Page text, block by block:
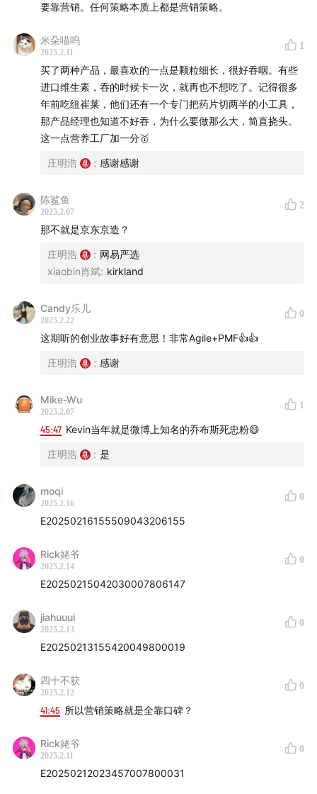
一样的角度是：
营养工厂的另外一位合伙人---
我个人其实和Kevin认识也有超过10年了，
Kevin是业界知名出海游戏公司Tap4Fun的董事长。
很长时间里，作为经纬移动互联网组的员工，
所以我对这样一对Geek组合的创业尤其感兴趣，
并且他们还选择了一个看起来并不那么好做的保健品赛
道……
要靠营销。任何策略本质上都是营销策略。
米朵喵呜
2025.2.11
1
买了两种产品，最喜欢的一点是颗粒细长，很好吞咽。有些
进口维生素，吞的时候卡一次，就再也不想吃了。记得很多
年前吃纽崔莱，他们还有一个专门把药片切两半的小工具，
那产品经理也知道不好吞，为什么要做那么大，简直挠头。
这一点营养工厂加一分🥇
庄明浩 : 感谢感谢
陈鲨鱼
2025.2.07
2
那不就是京东京造？
庄明浩 : 网易严选
xiaobin肖斌: kirkland
Candy乐儿
2025.2.22
0
这期听的创业故事好有意思！非常Agile+PMF👍👍
庄明浩 : 感谢
Mike-Wu
2025.2.07
1
45:47 Kevin当年就是微博上知名的乔布斯死忠粉😄
庄明浩 : 是
moqi
2025.2.16
0
E20250216155509043206155
Rick姥爷
2025.2.14
0
E20250215042030007806147
jiahuuui
2025.2.13
0
E20250213155420049800019
四十不获
2025.2.12
0
41:45 所以营销策略就是全靠口碑？
Rick姥爷
2025.2.11
0
E20250212023457007800031